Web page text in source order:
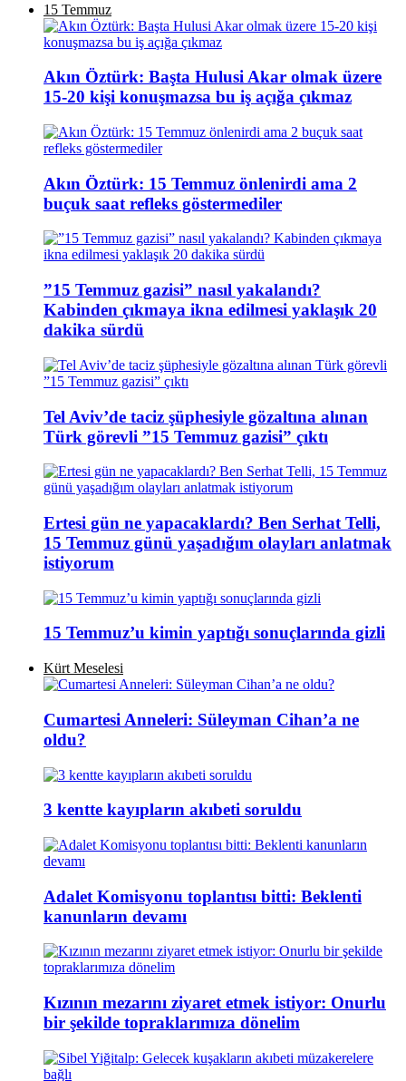
15 Temmuz
Akın Öztürk: Başta Hulusi Akar olmak üzere
15-20 kişi konuşmazsa bu iş açığa çıkmaz
Akın Öztürk: 15 Temmuz önlenirdi ama 2
buçuk saat refleks göstermediler
”15 Temmuz gazisi” nasıl yakalandı?
Kabinden çıkmaya ikna edilmesi yaklaşık 20
dakika sürdü
Tel Aviv’de taciz şüphesiyle gözaltına alınan
Türk görevli ”15 Temmuz gazisi” çıktı
Ertesi gün ne yapacaklardı? Ben Serhat Telli,
15 Temmuz günü yaşadığım olayları anlatmak
istiyorum
15 Temmuz’u kimin yaptığı sonuçlarında gizli
Kürt Meselesi
Cumartesi Anneleri: Süleyman Cihan’a ne
oldu?
3 kentte kayıpların akıbeti soruldu
Adalet Komisyonu toplantısı bitti: Beklenti
kanunların devamı
Kızının mezarını ziyaret etmek istiyor: Onurlu
bir şekilde topraklarımıza dönelim